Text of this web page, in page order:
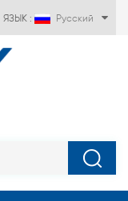
ЯЗЫК : Русский